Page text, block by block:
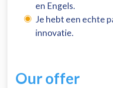
en Engels.
Je hebt een echte
innovatie.
Our offer